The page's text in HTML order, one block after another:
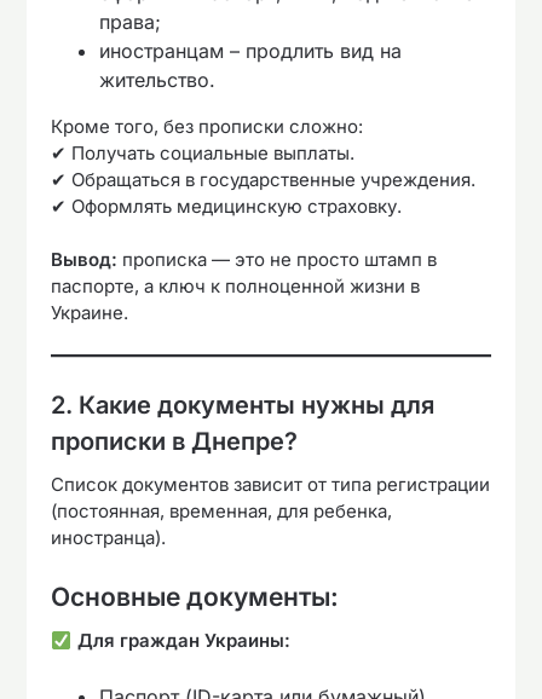
права;
иностранцам – продлить вид на
жительство.
Кроме того, без прописки сложно:
✔ Получать социальные выплаты.
✔ Обращаться в государственные учреждения.
✔ Оформлять медицинскую страховку.
Вывод: прописка — это не просто штамп в
паспорте, а ключ к полноценной жизни в
Украине.
2. Какие документы нужны для
прописки в Днепре?
Список документов зависит от типа регистрации
(постоянная, временная, для ребенка,
иностранца).
Основные документы:
Для граждан Украины: